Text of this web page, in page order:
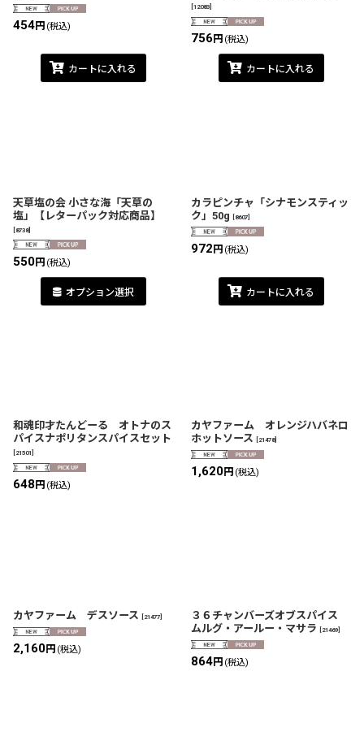
454円 (税込)
カートに入れる
12083
756 円 (税込)
カートに入れる
天草塩の会 小さな海「天草の
塩」【レターパック対応商品】
[8738]
550円 (税込)
オプション選択
カラピンチャ「シナモンスティッ
ク」50g
[8607]
972円 (税込)
カートに入れる
和魂印才たんどーる オトナのス
パイスナポリタンスパイスセット
21501
648円 (税込)
カヤファーム オレンジハバネロ
ホットソース
21478]
1,620円 (税込)
カヤファーム デスソース 21477
2,160円 (税込)
３６チャンバーズオブスパイス
ムルグ・アールー・マサラ
21469
864円 (税込)